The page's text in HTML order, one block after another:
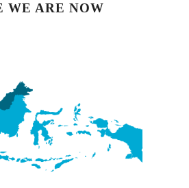
WE ARE NOW